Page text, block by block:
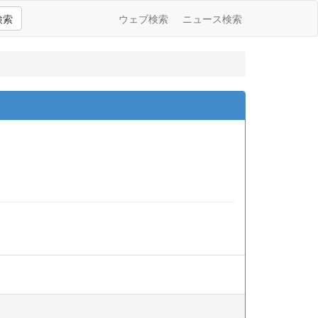
索 ウェブ検索 ニュース検索